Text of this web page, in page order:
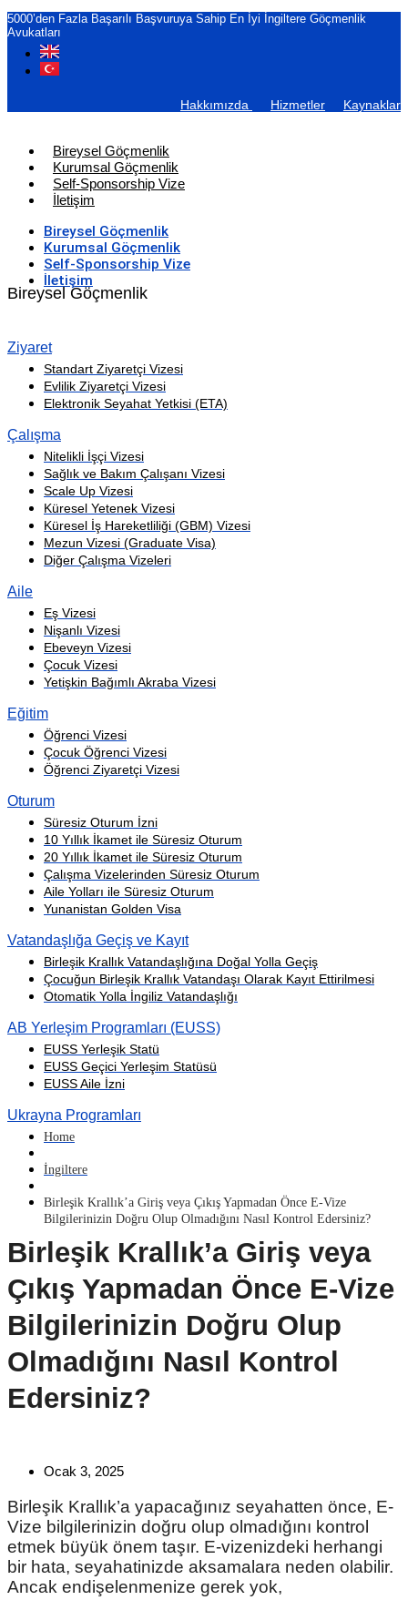
5000’den Fazla Başarılı Başvuruya Sahip En İyi İngiltere Göçmenlik
Avukatları
Hakkımızda Hizmetler Kaynaklar
Bireysel Göçmenlik
Kurumsal Göçmenlik
Self-Sponsorship Vize
İletişim
Bireysel Göçmenlik
Kurumsal Göçmenlik
Self-Sponsorship Vize
İletişim
Bireysel Göçmenlik
Ziyaret
Standart Ziyaretçi Vizesi
Evlilik Ziyaretçi Vizesi
Elektronik Seyahat Yetkisi (ETA)
Çalışma
Nitelikli İşçi Vizesi
Sağlık ve Bakım Çalışanı Vizesi
Scale Up Vizesi
Küresel Yetenek Vizesi
Küresel İş Hareketliliği (GBM) Vizesi
Mezun Vizesi (Graduate Visa)
Diğer Çalışma Vizeleri
Aile
Eş Vizesi
Nişanlı Vizesi
Ebeveyn Vizesi
Çocuk Vizesi
Yetişkin Bağımlı Akraba Vizesi
Eğitim
Öğrenci Vizesi
Çocuk Öğrenci Vizesi
Öğrenci Ziyaretçi Vizesi
Oturum
Süresiz Oturum İzni
10 Yıllık İkamet ile Süresiz Oturum
20 Yıllık İkamet ile Süresiz Oturum
Çalışma Vizelerinden Süresiz Oturum
Aile Yolları ile Süresiz Oturum
Yunanistan Golden Visa
Vatandaşlığa Geçiş ve Kayıt
Birleşik Krallık Vatandaşlığına Doğal Yolla Geçiş
Çocuğun Birleşik Krallık Vatandaşı Olarak Kayıt Ettirilmesi
Otomatik Yolla İngiliz Vatandaşlığı
AB Yerleşim Programları (EUSS)
EUSS Yerleşik Statü
EUSS Geçici Yerleşim Statüsü
EUSS Aile İzni
Ukrayna Programları
Home
İngiltere
Birleşik Krallık’a Giriş veya Çıkış Yapmadan Önce E-Vize
Bilgilerinizin Doğru Olup Olmadığını Nasıl Kontrol Edersiniz?
Birleşik Krallık’a Giriş veya
Çıkış Yapmadan Önce E-Vize
Bilgilerinizin Doğru Olup
Olmadığını Nasıl Kontrol
Edersiniz?
Ocak 3, 2025
Birleşik Krallık’a yapacağınız seyahatten önce, E-
Vize bilgilerinizin doğru olup olmadığını kontrol
etmek büyük önem taşır. E-vizenizdeki herhangi
bir hata, seyahatinizde aksamalara neden olabilir.
Ancak endişelenmenize gerek yok,